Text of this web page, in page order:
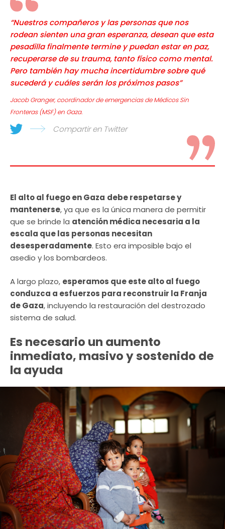
“Nuestros compañeros y las personas que nos
rodean sienten una gran esperanza, desean que esta
pesadilla finalmente termine y puedan estar en paz,
recuperarse de su trauma, tanto físico como mental.
Pero también hay mucha incertidumbre sobre qué
sucederá y cuáles serán los próximos pasos”
Jacob Granger, coordinador de emergencias de Médicos Sin
Fronteras (MSF) en Gaza.
Compartir en Twitter
El alto al fuego en Gaza debe respetarse y
mantenerse, ya que es la única manera de permitir
que se brinde la atención médica necesaria a la
escala que las personas necesitan
desesperadamente. Esto era imposible bajo el
asedio y los bombardeos.
A largo plazo, esperamos que este alto al fuego
conduzca a esfuerzos para reconstruir la Franja
de Gaza, incluyendo la restauración del destrozado
sistema de salud.
Es necesario un aumento
inmediato, masivo y sostenido de
la ayuda